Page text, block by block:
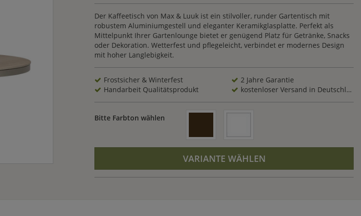
Der Kaffeetisch von Max & Luuk ist ein stilvoller, runder Gartentisch mit
robustem Aluminiumgestell und eleganter Keramikglasplatte. Perfekt als
Mittelpunkt Ihrer Gartenlounge bietet er genügend Platz für Getränke, Snacks
oder Dekoration. Wetterfest und pflegeleicht, verbindet er modernes Design
mit hoher Langlebigkeit.
Frostsicher & Winterfest
2 Jahre Garantie
Handarbeit Qualitätsprodukt
kostenloser Versand in Deutschland
Bitte Farbton wählen
VARIANTE WÄHLEN